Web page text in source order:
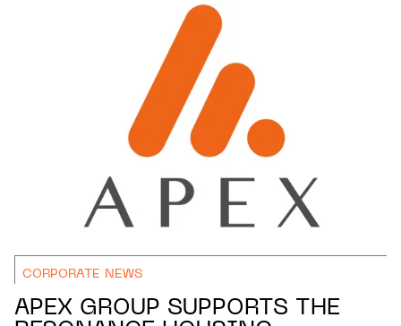
CORPORATE NEWS
APEX GROUP SUPPORTS THE